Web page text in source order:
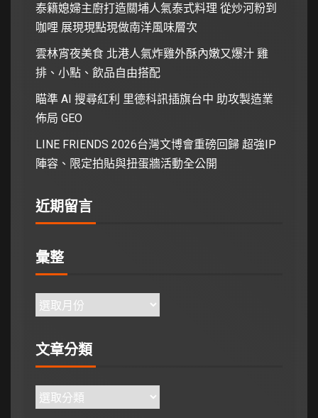
泰籍媳婦主廚打造關埔人氣泰式料理 從炒河粉到
咖哩 展現現點現做南洋風味層次
雲林宵夜美食 北港人氣炸雞外酥內嫩又爆汁 雞
排、小點、飲品自由搭配
瞄準 AI 搜尋紅利 里德科訊插旗台中 助攻製造業
佈局 GEO
LINE FRIENDS 2026台灣文博會重磅回歸 超強IP
陣容、限定拍貼與扭蛋牆活動全公開
近期留言
彙整
文章分類